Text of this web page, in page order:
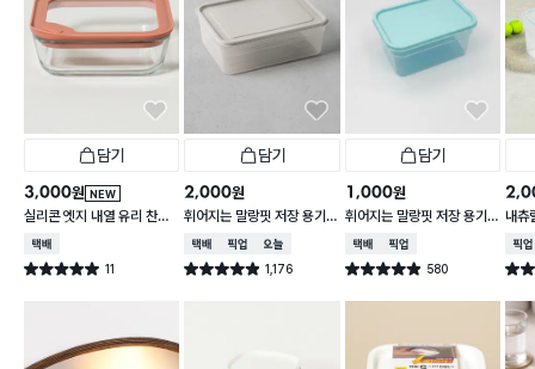
담기
NEW
3,000원
실리콘 엣지 내열 유리 찬통
550 ml
택배배송
별점 5.0점 11
건 작성
담기
2,000원
휘어지는 말랑핏 저장 용기
2 L 그레이
택배배송매장픽업오늘배송
별점 4.9점 1,176
건 작성
담기
1,000원
휘어지는 말랑핏 저장 용기
900ml 스카이블루
택배배송매장픽업
별점 4.9점 580
건 작성
내츄
매장
별점